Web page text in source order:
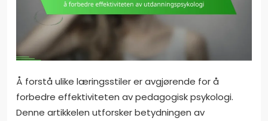
Å forstå ulike læringsstiler er avgjørende for å
forbedre effektiviteten av pedagogisk psykologi.
Denne artikkelen utforsker betydningen av